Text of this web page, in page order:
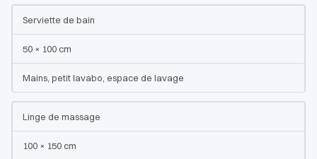
Serviette de bain
50 × 100 cm
Mains, petit lavabo, espace de lavage
Linge de massage
100 × 150 cm